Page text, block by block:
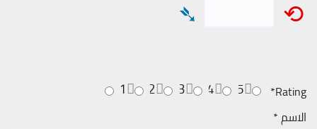
⟲
➴
Rating
*
5
4
3
2
1
الاسم*